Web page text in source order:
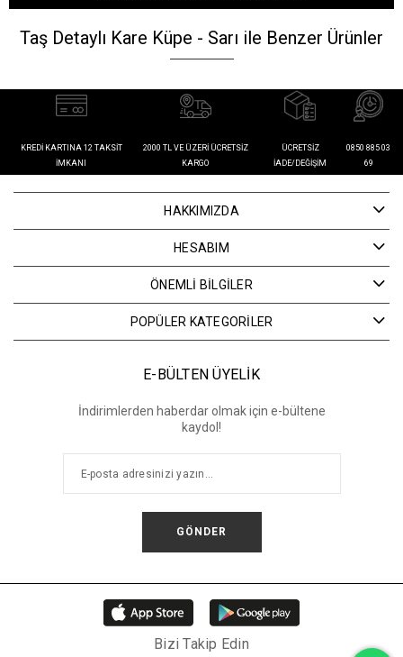
Taş Detaylı Kare Küpe - Sarı ile Benzer Ürünler
KREDI KARTINA 12 TAKSIT
İMKANI
2000 TL VE ÜZERI ÜCRETSIZ
KARGO
ÜCRETSIZ
İADE/DEĞIŞIM
0850 885 03
69
HAKKIMIZDA
HESABIM
ÖNEMLİ BİLGİLER
POPÜLER KATEGORİLER
E-BÜLTEN ÜYELİK
İndirimlerden haberdar olmak için e-bültene
kaydol!
GÖNDER
Bizi Takip Edin